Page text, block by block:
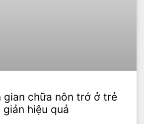
gian chữa nôn trớ ở trẻ
hiệu quả